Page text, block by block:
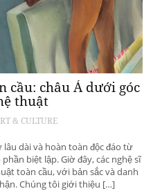
cầu: châu Á dưới góc
thuật
& CULTURE
dài và hoàn toàn độc đáo từ
biệt lập. Giờ đây, các nghệ sĩ
toàn cầu, với bản sắc và danh
Chúng tôi giới thiệu […]